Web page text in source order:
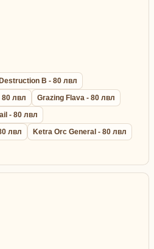
B - 80 лвл
80 лвл
Grazing Flava - 80 лвл
- 80 лвл
лвл Ketra Orc General - 80 лвл